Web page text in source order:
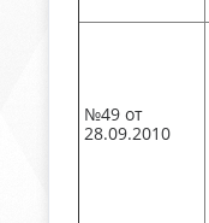
№49 от
28.09.2010